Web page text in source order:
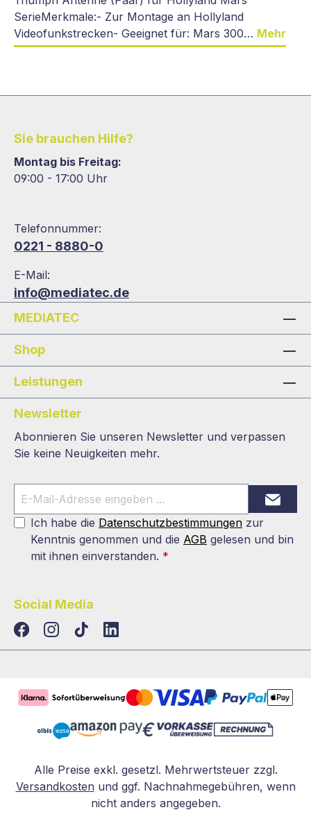
SerieMerkmale:- Zur Montage an Hollyland
Videofunkstrecken- Geeignet für: Mars 300… Mehr
Sie brauchen Hilfe?
Montag bis Freitag:
09:00 - 17:00 Uhr
Telefonnummer:
0221 - 8880-0
E-Mail:
info@mediatec.de
MEDIATEC
Shop
Leistungen
Newsletter
Abonnieren Sie unseren Newsletter und verpassen
Sie keine Neuigkeiten mehr.
Ich habe die Datenschutzbestimmungen zur
Kenntnis genommen und die AGB gelesen und bin
mit ihnen einverstanden. *
Social Media
TikTokLinkedIn
Alle Preise exkl. gesetzl. Mehrwertsteuer zzgl.
Versandkosten und ggf. Nachnahmegebühren, wenn
nicht anders angegeben.